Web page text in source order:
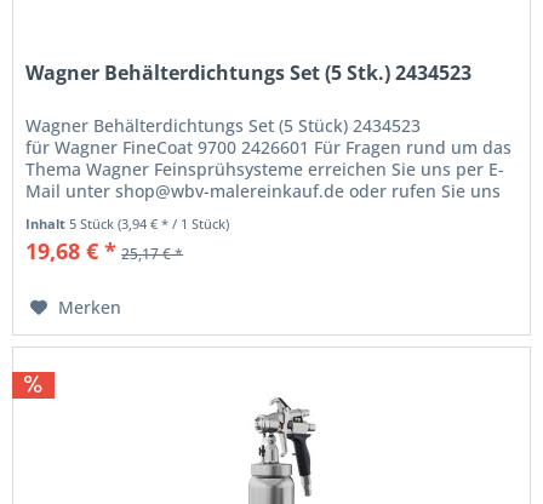
Wagner Behälterdichtungs Set (5 Stk.) 2434523
Wagner Behälterdichtungs Set (5 Stück) 2434523
für Wagner FineCoat 9700 2426601 Für Fragen rund um das
Thema Wagner Feinsprühsysteme erreichen Sie uns per E-
Mail unter shop@wbv-malereinkauf.de oder rufen Sie uns
Inhalt 5 Stück(3,94 € * / 1 Stück)
19,68 € * 25,17 € *
Merken